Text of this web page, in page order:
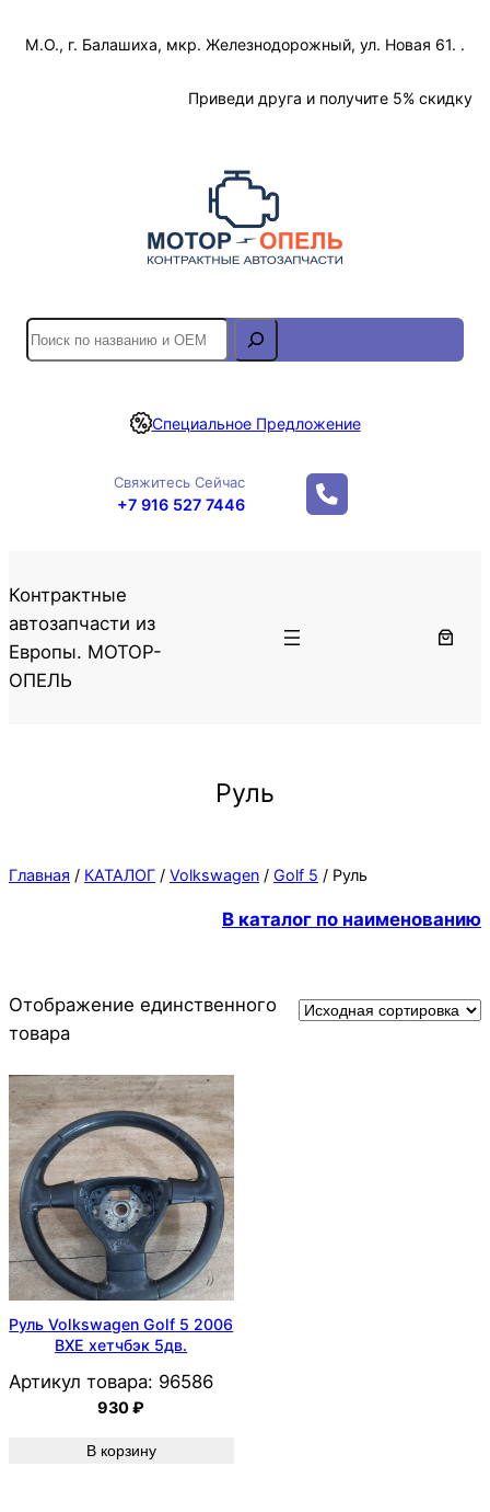
М.О., г. Балашиха, мкр. Железнодорожный, ул. Новая 61. .
Приведи друга и получите 5% скидку
S
e
r
Специальное Предложение
Свяжитесь Сейчас
+7 916 527 7446
Контрактные
автозапчасти из
Европы. МОТОР-
ОПЕЛЬ
Руль
Главная / КАТАЛОГ / Volkswagen / Golf 5 / Руль
В каталог по наименованию
Отображение единственного
товара
Руль Volkswagen Golf 5 2006
BXE хетчбэк 5дв.
Артикул товара: 96586
930₽
В корзину